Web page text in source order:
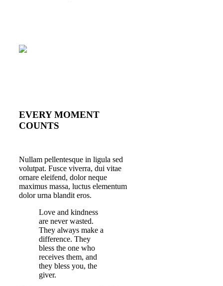
EVERY MOMENT
COUNTS
Nullam pellentesque in ligula sed
volutpat. Fusce viverra, dui vitae
ornare eleifend, dolor neque
maximus massa, luctus elementum
dolor urna blandit eros.
Love and kindness
are never wasted.
They always make a
difference. They
bless the one who
receives them, and
they bless you, the
giver.